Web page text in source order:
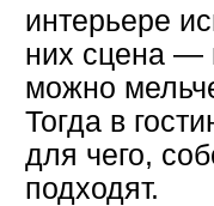
интерьере
них сцена —
можнo
Тогда в
для чего,
подходят.